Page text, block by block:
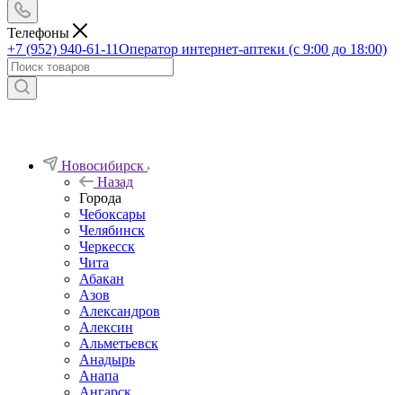
Телефоны
+7 (952) 940-61-11Оператор интернет-аптеки (с 9:00 до 18:00)
Новосибирск
Назад
Города
Чебоксары
Челябинск
Черкесск
Чита
Абакан
Азов
Александров
Алексин
Альметьевск
Анадырь
Анапа
Ангарск